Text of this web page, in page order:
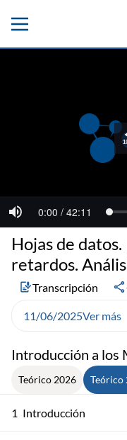
Introducción a los
Teórico 2026 Teórico
1 Introducción
Hojas de
retardos.
Transcripción
11/06/2025Ver más